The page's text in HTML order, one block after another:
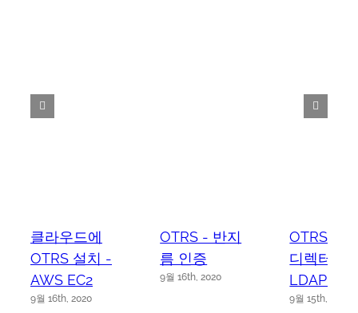
클라우드에
OTRS 설치 -
AWS EC2
9월 16th, 2020
OTRS - 반지
름 인증
9월 16th, 2020
OTRS -
디렉터리
LDAP 인
9월 15th, 2020